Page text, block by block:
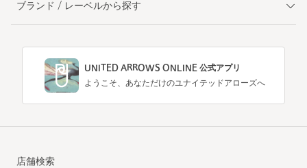
ブランド / レーベルから探す
UNITED ARROWS ONLINE 公式アプリ
ようこそ、あなただけのユナイテッドアローズへ
店舗検索